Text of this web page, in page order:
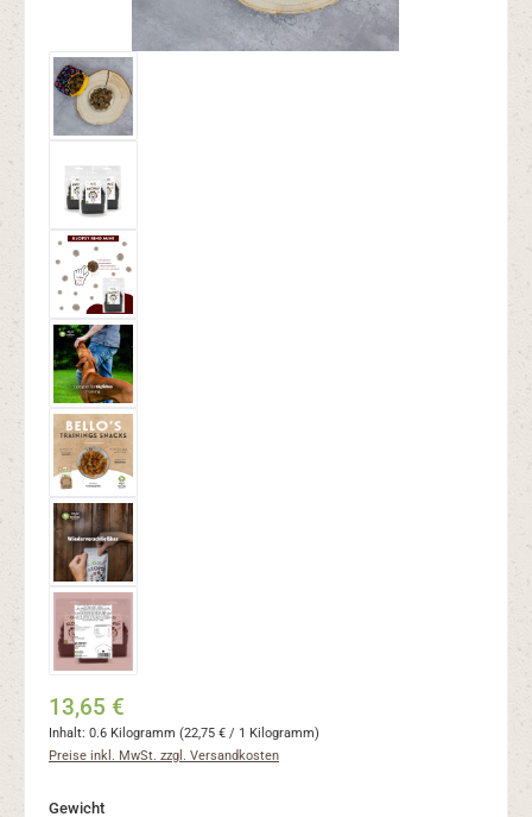
13,65 €
Inhalt: 0.6 Kilogramm (22,75 € / 1 Kilogramm)
Preise inkl. MwSt. zzgl. Versandkosten
Gewichtauswählen